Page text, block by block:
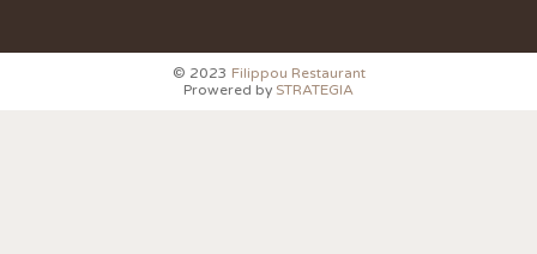
© 2023 Filippou Restaurant
Prowered by STRATEGIA